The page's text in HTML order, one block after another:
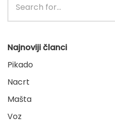
Najnoviji članci
Pikado
Nacrt
Mašta
Voz